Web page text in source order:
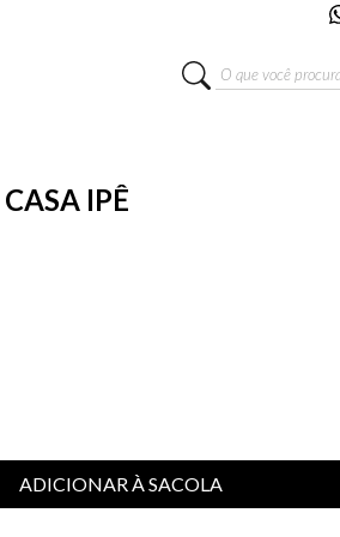
O que você procura?
IPÊ
ADICIONAR À SACOLA